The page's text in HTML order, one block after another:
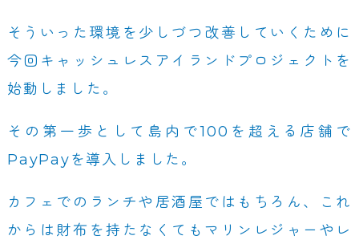
そういった環境を少しづつ改善していくために
今回キャッシュレスアイランドプロジェクトを
始動しました。
その第一歩として島内で100を超える店舗で
PayPayを導入しました。
カフェでのランチや居酒屋ではもちろん、これ
からは財布を持たなくてもマリンレジャーやレ